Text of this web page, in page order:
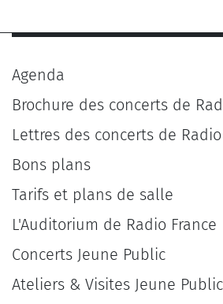
Agenda
Brochure des concerts de
Lettres des concerts de Radio
Bons plans
Tarifs et plans de salle
L'Auditorium de Radio France
Concerts Jeune Public
Ateliers & Visites Jeune Public